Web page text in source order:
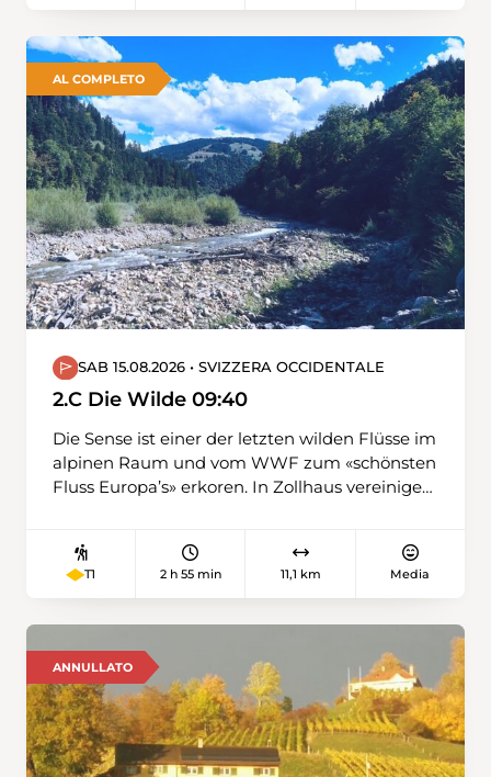
AL COMPLETO
SAB 15.08.2026 • SVIZZERA OCCIDENTALE
2.C Die Wilde 09:40
Die Sense ist einer der letzten wilden Flüsse im
alpinen Raum und vom WWF zum «schönsten
Fluss Europa’s» erkoren. In Zollhaus vereinigen
Entlang der warmen Sense wandern wir von
Plaffeien nach Schwarzsee.
T1 2 h 55 min 11,1 km Media
ANNULLATO